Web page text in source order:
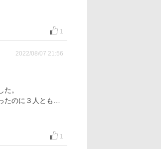
1
2022/08/07 21:56
。
たのに３人とも…
1